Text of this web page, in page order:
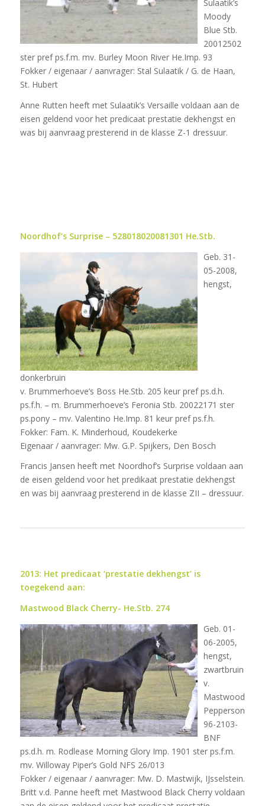
Sulaatik’s
Moody
Blue Stb.
20012502
ster pref ps.f.m. mv. Burley Moon River He.Imp. 93
Fokker / eigenaar / aanvrager: Stal Sulaatik / G. de Haan,
St. Hubert
Anne Rutten heeft met Sulaatik’s Versaille voldaan aan de
eisen geldend voor het predicaat prestatie dekhengst en
was bij aanvraag presterend in de klasse Z-1 dressuur.
Noordhof’s Surprise – 528018020081301 He.Stb.
Geb. 31-
05-2008,
hengst,
donkerbruin
v. Brummerhoeve’s Boss He.Stb. 205 keur pref ps.d.h.
ps.f.h. – m. Brummerhoeve’s Feronia Stb. 20022171 ster
ps.pony – mv. Valentino He.Imp. 81 keur pref ps.f.h.
Fokker: Fam. K. Minderhoud, Koudekerke
Eigenaar / aanvrager: Mw. G.P. Spijkers, Den Bosch
Francis Jansen heeft met Noordhof’s Surprise voldaan aan
de eisen geldend voor het predikaat prestatie dekhengst
en was bij aanvraag presterend in de klasse ZII – dressuur.
2013: Het predicaat ‘prestatie dekhengst’ is
toegekend aan:
Mastwood Black Cherry- He.Stb. 274
Geb. 01-
06-2005,
hengst,
zwartbruin
v.
Mastwood
Pepperson
96-2103-
BNF
ps.d.h. m. Rodlease Morning Glory Imp. 1901 ster ps.f.m.
mv. Willoway Piper’s Gold NFS 26/013
Fokker / eigenaar / aanvrager: Mw. D. Mastwijk, IJsselstein.
Britt v.d. Panne heeft met Mastwood Black Cherry voldaan